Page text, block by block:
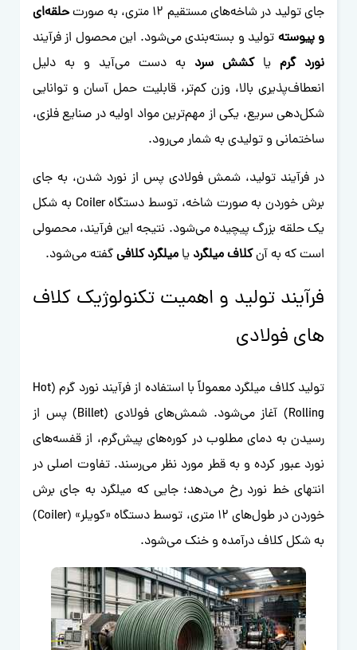
جای تولید در شاخه‌های مستقیم ۱۲ متری، به صورت
حلقه‌ای
و پیوسته تولید و بسته‌بندی می‌شود. این محصول از فرآیند
نورد گرم یاکشش سرد به دست می‌آید و به دلیل
انعطاف‌پذیری بالا، وزن کم‌تر، قابلیت حمل آسان و توانایی
شکل‌دهی سریع، یکی از مهم‌ترین مواد اولیه در صنایع فلزی،
ساختمانی و تولیدی به شمار می‌رود.
در فرآیند تولید، شمش فولادی پس از نورد شدن، به جای
برش خوردن به صورت شاخه، توسط دستگاه Coiler به شکل
یک حلقه بزرگ پیچیده می‌شود. نتیجه این فرآیند، محصولی
است که به آنکلاف میلگرد یا میلگرد کلافیگفته می‌شود.
فرآیند تولید و اهمیت تکنولوژیک کلاف
های فولادی
تولید کلاف میلگرد معمولاً با استفاده از فرآیند نورد گرم (Hot
Rolling) آغاز می‌شود. شمش‌های فولادی (Billet) پس از
رسیدن به دمای مطلوب در کوره‌های پیش‌گرم، از قفسه‌های
نورد عبور کرده و به قطر مورد نظر می‌رسند. تفاوت اصلی در
انتهای خط نورد رخ می‌دهد؛ جایی که میلگرد به جای برش
خوردن در طول‌های ۱۲ متری، توسط دستگاه «کویلر» (Coiler)
به شکل کلاف درآمده و خنک می‌شود.